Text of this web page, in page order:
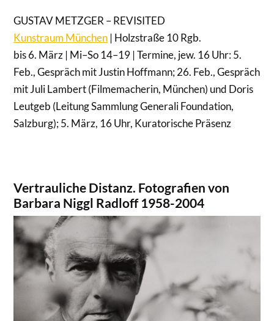
GUSTAV METZGER – REVISITED
Kunstraum München | Holzstraße 10 Rgb.
bis 6. März | Mi–So 14–19 | Termine, jew. 16 Uhr: 5.
Feb., Gespräch mit Justin Hoffmann; 26. Feb., Gespräch
mit Juli Lambert (Filmemacherin, München) und Doris
Leutgeb (Leitung Sammlung Generali Foundation,
Salzburg); 5. März, 16 Uhr, Kuratorische Präsenz
Vertrauliche Distanz. Fotografien von
Barbara Niggl Radloff 1958-2004